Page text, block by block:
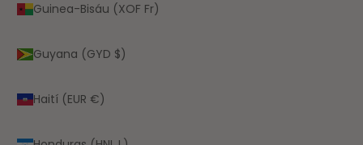
Guinea-Bisáu (XOF Fr)
Guyana (GYD $)
Haití (EUR €)